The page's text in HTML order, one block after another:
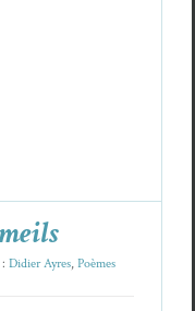
Didier Ayres, Poèmes